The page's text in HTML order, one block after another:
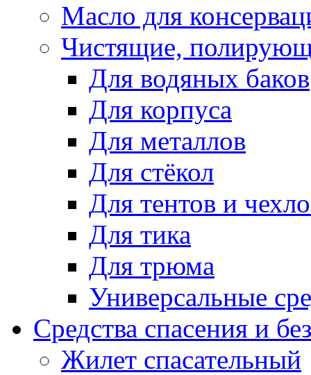
Масло для
Чистящие,
Для водяных баков
Для корпуса
Для металлов
Для стёкол
Для тентов и
Для тика
Для трюма
Универсальные
Средства спасения и
Жилет спасательный